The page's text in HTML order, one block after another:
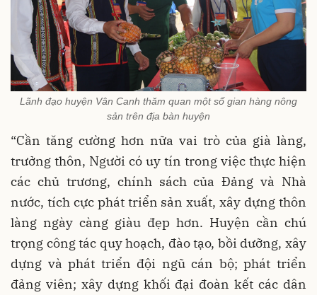
Lãnh đạo huyện Vân Canh thăm quan một số gian hàng nông
sản trên địa bàn huyện
“Cần tăng cường hơn nữa vai trò của già làng,
trưởng thôn, Người có uy tín trong việc thực hiện
các chủ trương, chính sách của Đảng và Nhà
nước, tích cực phát triển sản xuất, xây dựng thôn
làng ngày càng giàu đẹp hơn. Huyện cần chú
trọng công tác quy hoạch, đào tạo, bồi dưỡng, xây
dựng và phát triển đội ngũ cán bộ; phát triển
đảng viên; xây dựng khối đại đoàn kết các dân